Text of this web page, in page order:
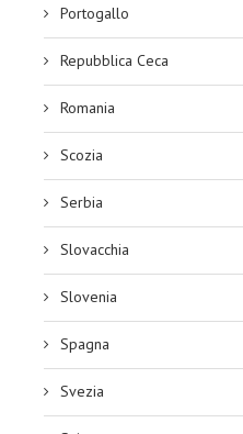
Portogallo
Repubblica Ceca
Romania
Scozia
Serbia
Slovacchia
Slovenia
Spagna
Svezia